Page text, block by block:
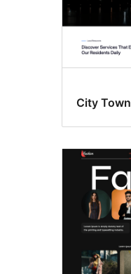
City Town